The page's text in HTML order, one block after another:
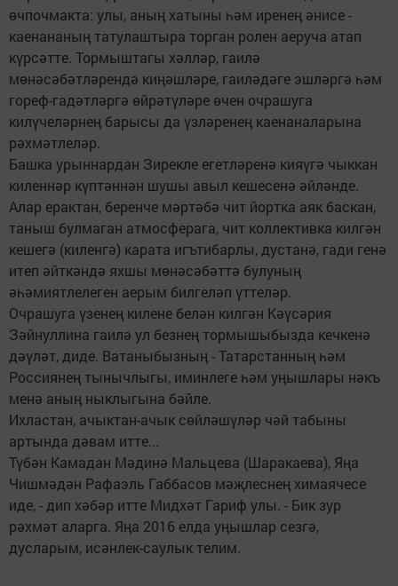
өчпочмакта: улы, аның хатыны һәм иренең әнисе -
каенананың татулаштыра торган ролен аеруча атап
күрсәтте. Тормыштагы хәлләр, гаилә
мөнәсәбәтләрендә киңәшләре, гаиләдәге эшләргә һәм
гореф-гадәтләргә өйрәтүләре өчен очрашуга
килүчеләрнең барысы да үзләренең каенаналарына
рәхмәтлеләр.
Башка урыннардан Зирекле егетләренә кияүгә чыккан
киленнәр күптәннән шушы авыл кешесенә әйләнде.
Алар ерактан, беренче мәртәбә чит йортка аяк баскан,
таныш булмаган атмосферага, чит коллективка килгән
кешегә (киленгә) карата игътибарлы, дустанә, гади генә
итеп әйткәндә яхшы мөнәсәбәттә булуның
әһәмиятлелеген аерым билгеләп үттеләр.
Очрашуга үзенең килене белән килгән Кәүсәрия
Зәйнуллина гаилә ул безнең тормышыбызда кечкенә
дәүләт, диде. Ватаныбызның - Татарстанның һәм
Россиянең тынычлыгы, иминлеге һәм уңышлары нәкъ
менә аның ныклыгына бәйле.
Ихластан, ачыктан-ачык сөйләшүләр чәй табыны
артында дәвам итте...
Түбән Камадан Мәдинә Мальцева (Шаракаева), Яңа
Чишмәдән Рафаэль Габбасов мәҗлеснең химаячесе
иде, - дип хәбәр итте Мидхәт Гариф улы. - Бик зур
рәхмәт аларга. Яңа 2016 елда уңышлар сезгә,
дусларым, исәнлек-саулык телим.